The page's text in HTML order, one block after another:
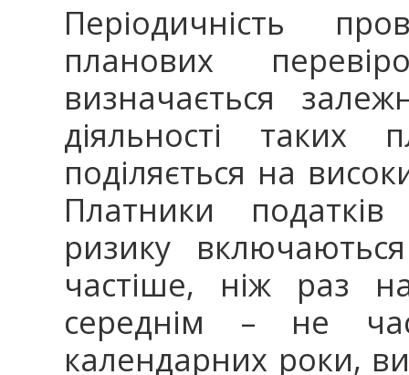
Періодичність
планових
визначається
діяльності таких
поділяється на
Платники
ризику
частіше, ніж раз
середнім – не
календарних роки,